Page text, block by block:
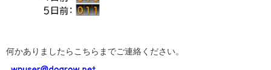
何かありましたらこちらまでご連絡ください。